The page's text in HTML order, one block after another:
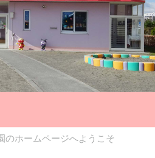
のホームページへようこそ